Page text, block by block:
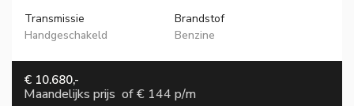
Transmissie
Handgeschakeld
Brandstof
Benzine
€ 10.680,-
Maandelijks prijs of€ 144 p/m